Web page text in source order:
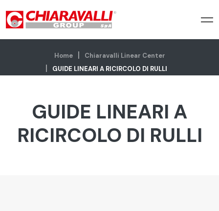
Home
Chiaravalli Linear Center
GUIDE LINEARI A RICIRCOLO DI RULLI
GUIDE LINEARI A
RICIRCOLO DI RULLI